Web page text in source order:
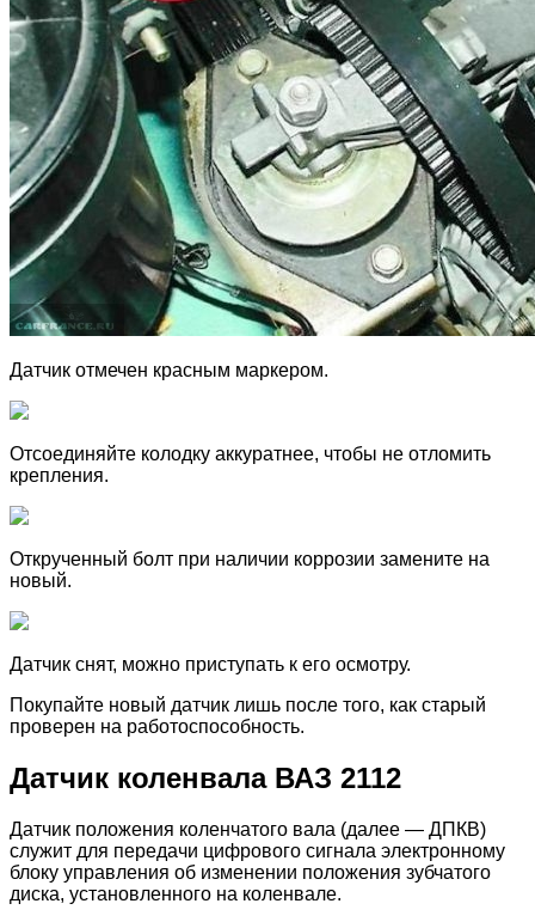
Датчик отмечен красным маркером.
Отсоединяйте колодку аккуратнее, чтобы не отломить
крепления.
Открученный болт при наличии коррозии замените на
новый.
Датчик снят, можно приступать к его осмотру.
Покупайте новый датчик лишь после того, как старый
проверен на работоспособность.
Датчик коленвала ВАЗ 2112
Датчик положения коленчатого вала (далее — ДПКВ)
служит для передачи цифрового сигнала электронному
блоку управления об изменении положения зубчатого
диска, установленного на коленвале.